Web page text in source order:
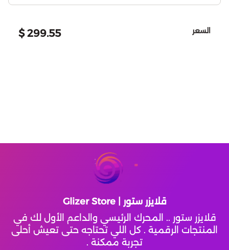
تقسيط بينشيق
تقسيط ستمبل قايز
تقسيط لايف افتر
تقسيط اونر اوف كينقز
بلاك كلوفر
أف سي موبايل
Soul Land new World
مجموعة الشايع
السعر 299.55 $
قلايزر ستور | Glizer Store
قلايزر ستور .. المحرك الرئيسي والداعم الأول لك في
المنتجات الرقمية . كل اللي تحتاجه حتى تعيش أحلى
تجربة ممكنة .